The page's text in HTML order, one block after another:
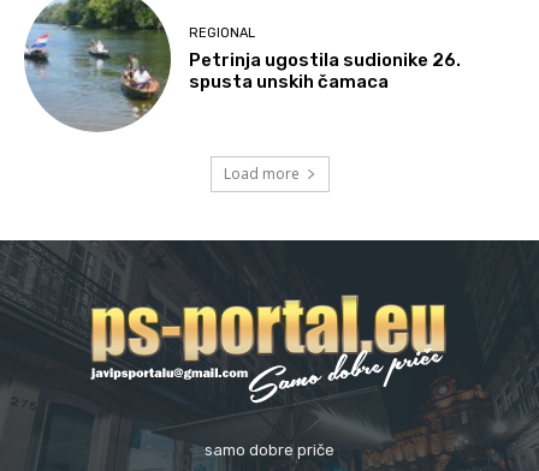
REGIONAL
Petrinja ugostila sudionike 26.
spusta unskih čamaca
Load more
samo dobre priče